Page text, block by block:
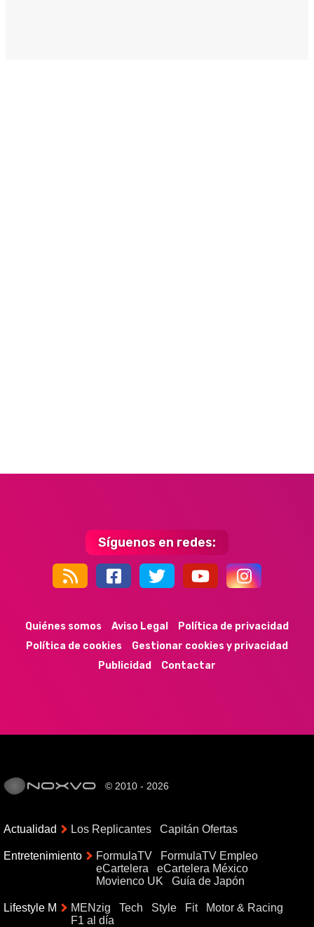
Síguenos en redes:
44k 9k 35k 352
Quiénes somos Aviso Legal
Política de privacidad
Política de cookies
Gestionar cookies y privacidad
Publicidad
Contactar
© 2010 - 2026
Actualidad Los Replicantes Capitán Ofertas
Entretenimiento FormulaTV
FormulaTV Empleo
eCartelera
eCartelera México
Movienco UK
Guía de Japón
Lifestyle M MENzig Tech Style Fit
Motor & Racing
F1 al día